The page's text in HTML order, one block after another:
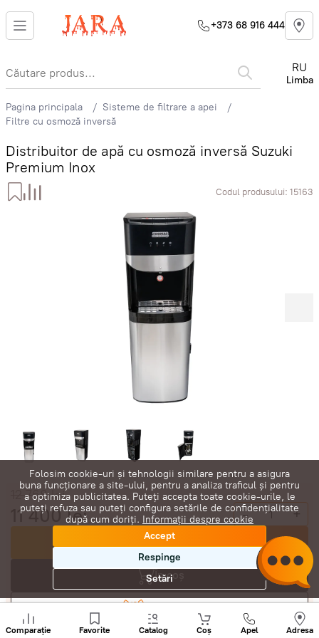
+373 68 916 444
RU
Limba
Pagina principala
Sisteme de filtrare a apei
Filtre cu osmoză inversă
Distribuitor de apă cu osmoză inversă Suzuki
Premium Inox
Codul produsului: 15163
12 768lei
11 400lei - +
Cumpără acum
În coș
Comparație Favorite Catalog Coș Apel Adresa
Sunați
+
Folosim cookie-uri și tehnologii similare pentru a asigura
buna funcționare a site-ului, pentru a analiza traficul și pentru
a optimiza publicitatea. Puteți accepta toate cookie-urile, le
puteți refuza sau puteți configura setările de confidențialitate
după cum doriți. Informații despre cookie
Accept
Respinge
Setări